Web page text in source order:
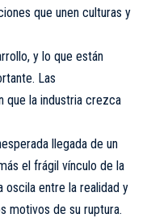
que unen culturas y
y lo que están
Las
que la industria crezca
llegada de un
el frágil vínculo de la
oscila entre la realidad y
motivos de su ruptura.